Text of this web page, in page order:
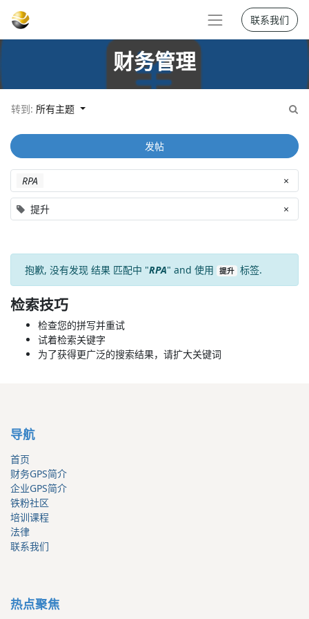
联系我们
财务管理
转到: 所有主题
RPA ×
提升 ×
发帖
抱歉, 没有发现 结果 匹配中 "RPA" and 使用 提升 标签.
检索技巧
检查您的拼写并重试
试着检索关键字
为了获得更广泛的搜索结果，请扩大关键词
导航
首页
财务GPS简介
企业GPS简介
铁粉社区
培训课程
法律
联系我们
热点聚焦